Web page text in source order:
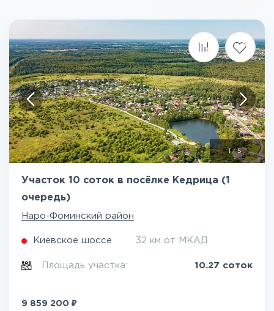
1/5
Участок 10 соток в посёлке Кедрица (1
очередь)
Наро-Фоминский район
Киевское шоссе 32 км от МКАД
Площадь участка: 10.27 соток
9 859 200 ₽